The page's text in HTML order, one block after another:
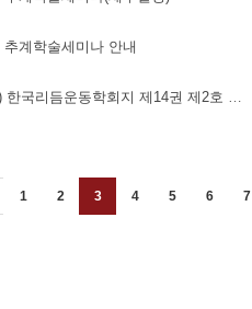
계학술세미나 안내
(논문투고기간연장안내) 한국리듬운동학회지 제14권 제2호 논문투고
1 2 3 4 5 6 7